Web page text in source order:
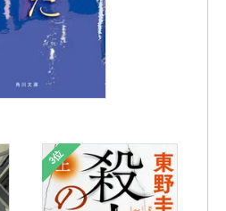
3位